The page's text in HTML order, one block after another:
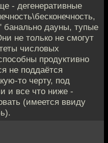
- дегенеративные
дауны, тупые
не только не смогут
числовых
продуктивно
не поддаётся
то черту, под
и все что ниже -
(имеется ввиду